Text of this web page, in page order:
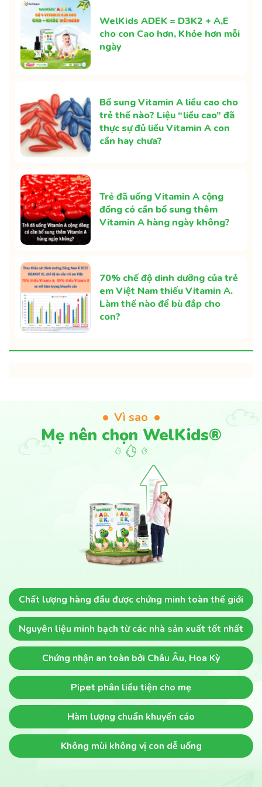
WelKids ADEK = D3K2 + A,E
cho con Cao hơn, Khỏe hơn mỗi
ngày
Bổ sung Vitamin A liều cao cho
trẻ thế nào? Liệu “liều cao” đã
thực sự đủ liều Vitamin A con
cần hay chưa?
Trẻ đã uống Vitamin A cộng
đồng có cần bổ sung thêm
Vitamin A hàng ngày không?
70% chế độ dinh dưỡng của trẻ
em Việt Nam thiếu Vitamin A.
Làm thế nào để bù đắp cho
con?
Vì sao
Mẹ nên chọn WelKids®
Chất lượng hàng đầu được chứng minh toàn thế giới
Nguyên liệu minh bạch từ các nhà sản xuất tốt nhất
Chứng nhận an toàn bởi Châu Âu, Hoa Kỳ
Pipet phân liều tiện cho mẹ
Hàm lượng chuẩn khuyến cáo
Không mùi không vị con dễ uống